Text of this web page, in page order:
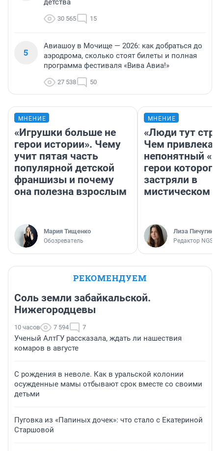
детства
30 565 15
5
Авиашоу в Мочище — 2026: как добраться до
аэродрома, сколько стоят билеты и полная
программа фестиваля «Вива Авиа!»
27 538 50
МНЕНИЕ
«Игрушки больше не
герои истории». Чему
учит пятая часть
популярной детской
франшизы и почему
она полезна взрослым
Мария Тищенко
Обозреватель
МНЕНИЕ
«Люди тут
Чем
непонятный
герои которого
застряли в
мистическом
Лиза Пичугина
Редактор
РЕКОМЕНДУЕМ
Соль земли забайкальской.
Нижегородцевы
10 часов 7 594 7
Ученый АлтГУ рассказала, ждать ли нашествия
комаров в августе
С рождения в неволе. Как в уральской колонии
осужденные мамы отбывают срок вместе со своими
детьми
Пуговка из «Папиных дочек»: что стало с Екатериной
Старшовой